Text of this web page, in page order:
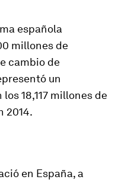
española
millones de
cambio de
un
18,117 millones de
2014.
en España, a